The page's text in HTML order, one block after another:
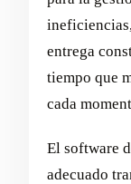
entrega
tiempo que
cada
El software
adecuado